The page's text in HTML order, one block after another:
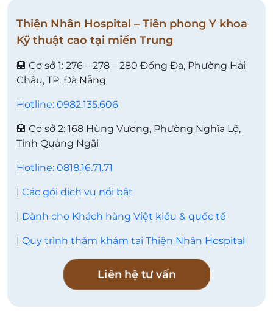
Thiện Nhân Hospital – Tiên phong Y khoa
Kỹ thuật cao tại miền Trung
🏨 Cơ sở 1: 276 – 278 – 280 Đống Đa, Phường Hải
Châu, TP. Đà Nẵng
Hotline: 0982.135.606
🏨 Cơ sở 2: 168 Hùng Vương, Phường Nghĩa Lộ,
Tỉnh Quảng Ngãi
Hotline: 0818.16.71.71
| Các gói dịch vụ nổi bật
| Dành cho Khách hàng Việt kiều & quốc tế
| Quy trình thăm khám tại Thiện Nhân Hospital
Liên hệ tư vấn